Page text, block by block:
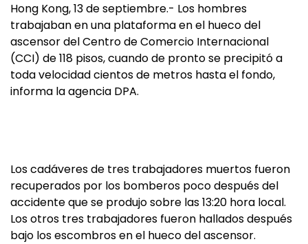
Hong Kong, 13 de septiembre.- Los hombres
trabajaban en una plataforma en el hueco del
ascensor del Centro de Comercio Internacional
(CCI) de 118 pisos, cuando de pronto se precipitó a
toda velocidad cientos de metros hasta el fondo,
informa la agencia DPA.
Los cadáveres de tres trabajadores muertos fueron
recuperados por los bomberos poco después del
accidente que se produjo sobre las 13:20 hora local.
Los otros tres trabajadores fueron hallados después
bajo los escombros en el hueco del ascensor.